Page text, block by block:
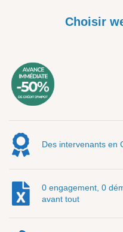
Choisir
Des intervenants en
0 engagement, 0
avant tout